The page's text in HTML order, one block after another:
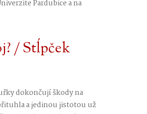
Pardubice a na
/ Stĺpček
dokončují škody na
a jedinou jistotou už